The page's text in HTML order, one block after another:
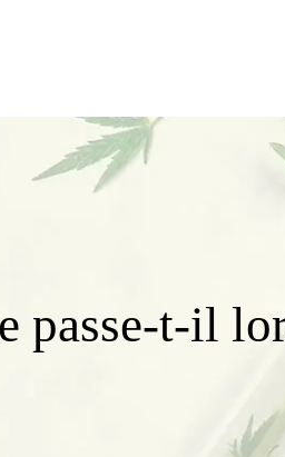
passe-t-il